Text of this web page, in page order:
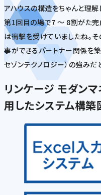
アハウスの構造をちゃんと理解
第1回目の場で7 ～ 8割がた完
は衝撃を受けていましたね。
事ができるパートナー関係を
セゾンテクノロジー）の強みだ
リンケージ モダン
用したシステム構築